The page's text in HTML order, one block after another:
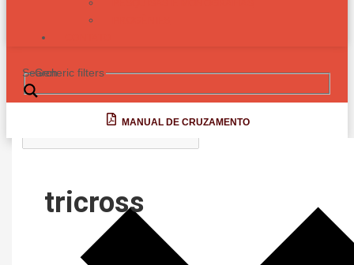
Search
Generic filters
MANUAL DE CRUZAMENTO
tricross